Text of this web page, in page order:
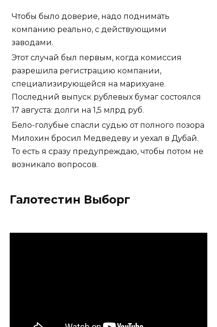
Чтобы было доверие, надо поднимать
компанию реально, с действующими
заводами.
Этот случай был первым, когда комиссия
разрешила регистрацию компании,
специализирующейся на марихуане.
Последний выпуск рублевых бумаг состоялся
17 августа: долги на 1,5 млрд руб.
Бело-голубые спасли судью от полного позора
Милохин бросил Медведеву и уехал в Дубай.
То есть я сразу предупреждаю, чтобы потом не
возникало вопросов.
Галотестин Выборг